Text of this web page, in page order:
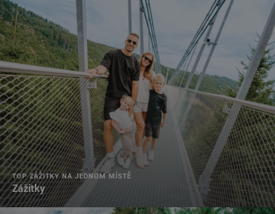
TOP ZÁŽITKY NA JEDNOM MÍSTĚ
Zážitky